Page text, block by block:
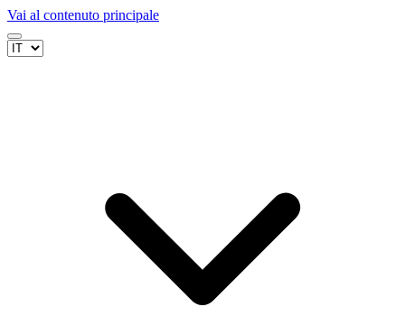
Vai al contenuto principale